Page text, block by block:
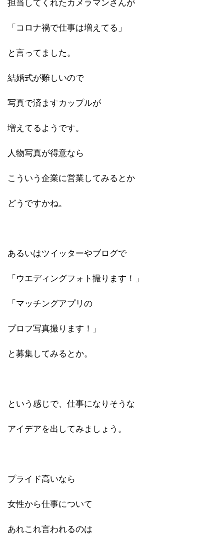
担当してくれたカメラマンさんが
「コロナ禍で仕事は増えてる」
と言ってました。
結婚式が難しいので
写真で済ますカップルが
増えてるようです。
人物写真が得意なら
こういう企業に営業してみるとか
どうですかね。
あるいはツイッターやブログで
「ウエディングフォト撮ります！」
「マッチングアプリの
プロフ写真撮ります！」
と募集してみるとか。
という感じで、仕事になりそうな
アイデアを出してみましょう。
プライド高いなら
女性から仕事について
あれこれ言われるのは